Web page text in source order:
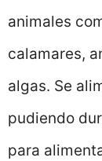
animales
calamares,
algas. Se
pudiendo
para